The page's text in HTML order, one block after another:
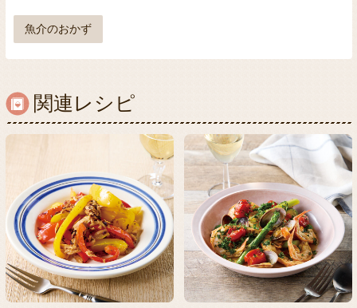
魚介のおかず
関連レシピ